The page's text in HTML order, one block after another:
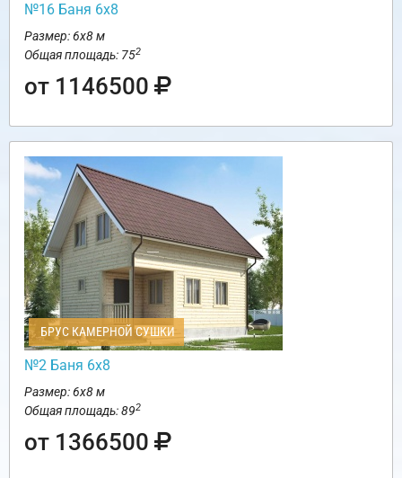
№16 Баня 6х8
Размер: 6х8 м
Общая площадь: 752
от 1146500
БРУС КАМЕРНОЙ СУШКИ
№2 Баня 6х8
Размер: 6х8 м
Общая площадь: 892
от 1366500